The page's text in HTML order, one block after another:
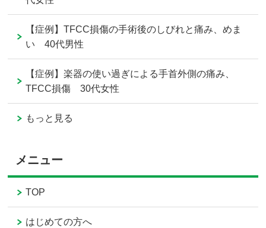
【症例】TFCC損傷の手術後のしびれと痛み、めま
い 40代男性
【症例】楽器の使い過ぎによる手首外側の痛み、
TFCC損傷 30代女性
もっと見る
メニュー
TOP
はじめての方へ